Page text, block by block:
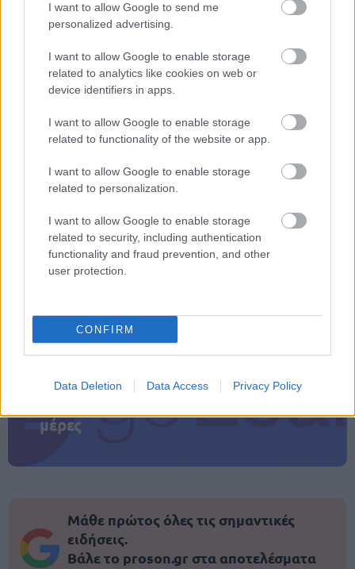
I want to allow Google to send me
personalized advertising.
I want to allow Google to enable storage
related to analytics like cookies on web or
device identifiers in apps.
I want to allow Google to enable storage
related to functionality of the website or app.
I want to allow Google to enable storage
related to personalization.
I want to allow Google to enable storage
related to security, including authentication
functionality and fraud prevention, and other
user protection.
CONFIRM
Data Deletion Data Access Privacy Policy
πίεση που δέχονται τα εισοδήματα των
ενεργειακού κόστους, γεωπολιτικής αβεβαιότητας
και επιδείνωσης της καταναλωτικής εμπιστοσύνης
ισχυρές ενδείξεις ότι ο αριθμός των οφειλετών
προς την εφορία θα συνεχίσει να αυξάνεται και
τους επόμενους μήνες.
ΑΣΕΠ: Πιστοποίηση Αγγλικών σε
μόνο 2 ημέρες στα χέρια σας
ΑΣΕΠ: Εξ αποστάσεως η πιο Εύκολη
μέρες
Μάθε πρώτος όλες τις σημαντικές
ειδήσεις.
Βάλε το proson.gr στα αποτελέσματα